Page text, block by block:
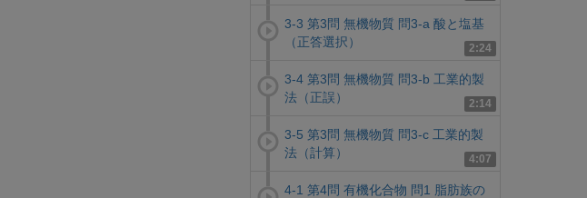
2:24
3-3 第3問 無機物質 問3-a 酸と塩基
（正答選択）
2:14
3-4 第3問 無機物質 問3-b 工業的製
法（正誤）
4:07
3-5 第3問 無機物質 問3-c 工業的製
法（計算）
4-1 第4問 有機化合物 問1 脂肪族の